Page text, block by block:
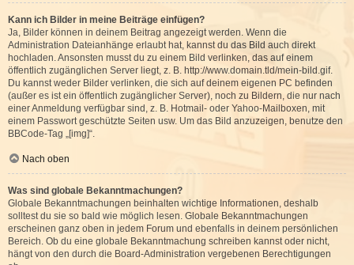
Kann ich Bilder in meine Beiträge einfügen?
Ja, Bilder können in deinem Beitrag angezeigt werden. Wenn die
Administration Dateianhänge erlaubt hat, kannst du das Bild auch direkt
hochladen. Ansonsten musst du zu einem Bild verlinken, das auf einem
öffentlich zugänglichen Server liegt, z. B. http://www.domain.tld/mein-bild.gif.
Du kannst weder Bilder verlinken, die sich auf deinem eigenen PC befinden
(außer es ist ein öffentlich zugänglicher Server), noch zu Bildern, die nur nach
einer Anmeldung verfügbar sind, z. B. Hotmail- oder Yahoo-Mailboxen, mit
einem Passwort geschützte Seiten usw. Um das Bild anzuzeigen, benutze den
BBCode-Tag „[img]“.
Nach oben
Was sind globale Bekanntmachungen?
Globale Bekanntmachungen beinhalten wichtige Informationen, deshalb
solltest du sie so bald wie möglich lesen. Globale Bekanntmachungen
erscheinen ganz oben in jedem Forum und ebenfalls in deinem persönlichen
Bereich. Ob du eine globale Bekanntmachung schreiben kannst oder nicht,
hängt von den durch die Board-Administration vergebenen Berechtigungen